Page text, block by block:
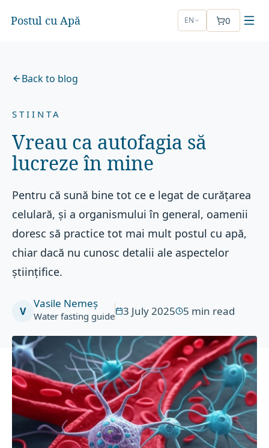
Postul cu Apă EN 0
Back to blog
STIINTA
Vreau ca autofagia să
lucreze în mine
Pentru că sună bine tot ce e legat de curățarea
celulară, și a organismului în general, oamenii
doresc să practice tot mai mult postul cu apă,
chiar dacă nu cunosc detalii ale aspectelor
științifice.
V
Vasile Nemeș
Water fasting guide 3 July 2025 5 min read